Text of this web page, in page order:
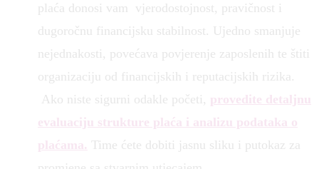
plaća donosi vam vjerodostojnost, pravičnost i
dugoročnu financijsku stabilnost. Ujedno smanjuje
nejednakosti, povećava povjerenje zaposlenih te štiti
organizaciju od financijskih i reputacijskih rizika.
Ako niste sigurni odakle početi, provedite detaljnu
evaluaciju strukture plaća i analizu podataka o
plaćama. Time ćete dobiti jasnu sliku i putokaz za